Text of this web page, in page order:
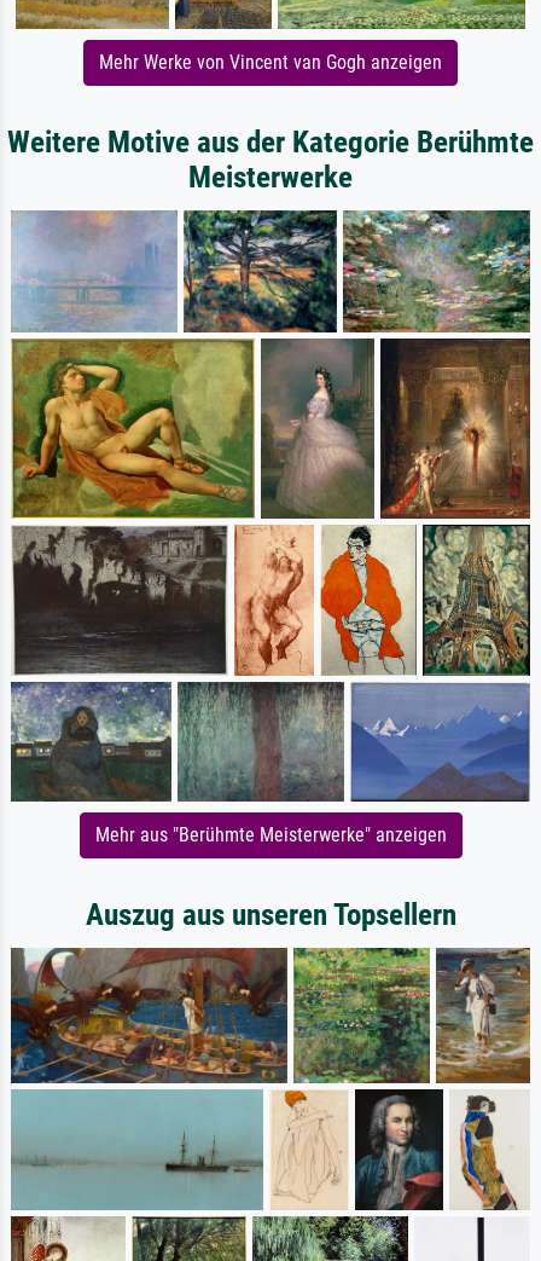
Mehr Werke von Vincent van Gogh anzeigen
Weitere Motive aus der Kategorie Berühmte
Meisterwerke
Mehr aus "Berühmte Meisterwerke" anzeigen
Auszug aus unseren Topsellern